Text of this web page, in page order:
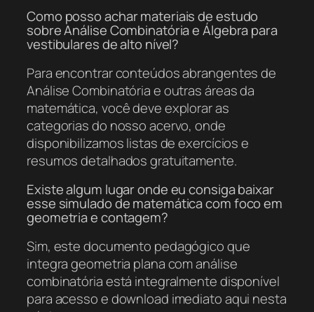
Como posso achar materiais de estudo
sobre Análise Combinatória e Álgebra para
vestibulares de alto nível?
Para encontrar conteúdos abrangentes de
Análise Combinatória e outras áreas da
matemática, você deve explorar as
categorias do nosso acervo, onde
disponibilizamos listas de exercícios e
resumos detalhados gratuitamente.
Existe algum lugar onde eu consiga baixar
esse simulado de matemática com foco em
geometria e contagem?
Sim, este documento pedagógico que
integra geometria plana com análise
combinatória está integralmente disponível
para acesso e download imediato aqui nesta